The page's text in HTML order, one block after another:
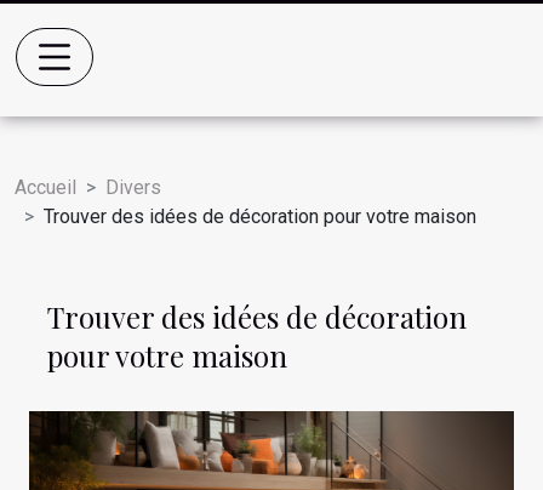
Accueil
Divers
Trouver des idées de décoration pour votre maison
Trouver des idées de décoration
pour votre maison